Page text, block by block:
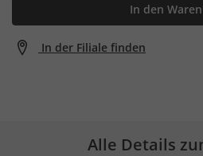
In den
In der Filiale finden
Alle Details